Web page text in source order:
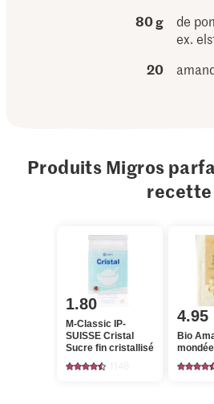
80 g
de
ex.
20
Produits Migros
recette
1.80
M-Classic IP-
SUISSE Cristal
Sucre fin cristallisé
4.95
Bio